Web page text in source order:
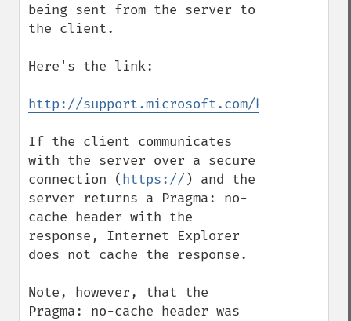
being sent from the server to
the client.
Here's the link:
http://support.microsoft.com/kb/234067
If the client communicates
with the server over a secure
connection (https:// ) and the
server returns a Pragma: no-
cache header with the
response, Internet Explorer
does not cache the response.
Note, however, that the
Pragma: no-cache header was